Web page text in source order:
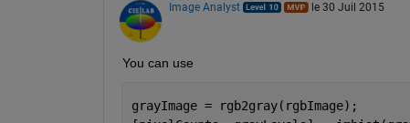
Image Analyst le 30 Juil 2015
You can use
grayImage = rgb2gray(rgbImage);